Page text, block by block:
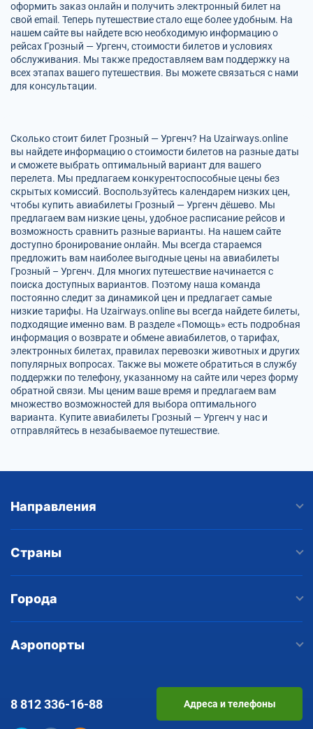
оформить заказ онлайн и получить электронный билет на
свой email. Теперь путешествие стало еще более удобным. На
нашем сайте вы найдете всю необходимую информацию о
рейсах Грозный — Ургенч, стоимости билетов и условиях
обслуживания. Мы также предоставляем вам поддержку на
всех этапах вашего путешествия. Вы можете связаться с нами
для консультации.
Сколько стоит билет Грозный — Ургенч? На Uzairways.online
вы найдете информацию о стоимости билетов на разные даты
и сможете выбрать оптимальный вариант для вашего
перелета. Мы предлагаем конкурентоспособные цены без
скрытых комиссий. Воспользуйтесь календарем низких цен,
чтобы купить авиабилеты Грозный — Ургенч дёшево. Мы
предлагаем вам низкие цены, удобное расписание рейсов и
возможность сравнить разные варианты. На нашем сайте
доступно бронирование онлайн. Мы всегда стараемся
предложить вам наиболее выгодные цены на авиабилеты
Грозный – Ургенч. Для многих путешествие начинается с
поиска доступных вариантов. Поэтому наша команда
постоянно следит за динамикой цен и предлагает самые
низкие тарифы. На Uzairways.online вы всегда найдете билеты,
подходящие именно вам. В разделе «Помощь» есть подробная
информация о возврате и обмене авиабилетов, о тарифах,
электронных билетах, правилах перевозки животных и других
популярных вопросах. Также вы можете обратиться в службу
поддержки по телефону, указанному на сайте или через форму
обратной связи. Мы ценим ваше время и предлагаем вам
множество возможностей для выбора оптимального
варианта. Купите авиабилеты Грозный — Ургенч у нас и
отправляйтесь в незабываемое путешествие.
Направления
Страны
Города
Аэропорты
8 812336-16-88 Адреса и телефоны